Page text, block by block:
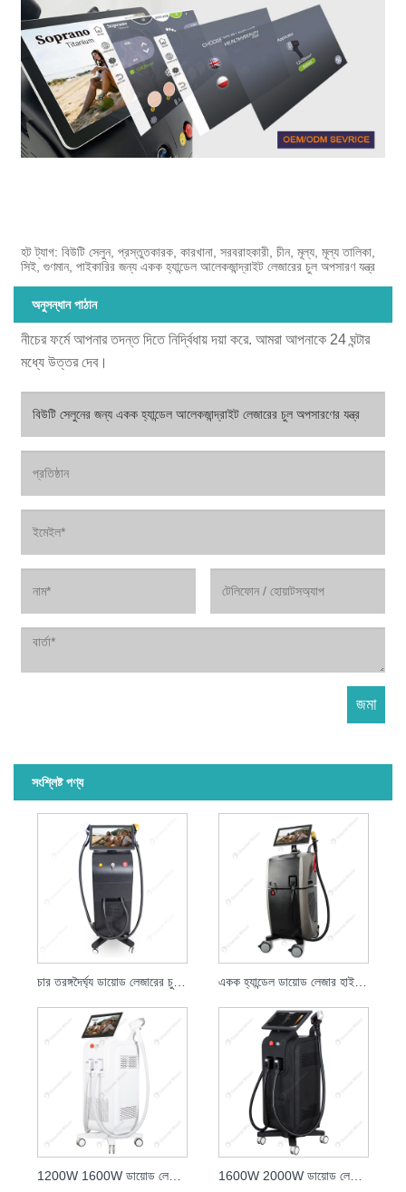
হট ট্যাগ: বিউটি সেলুন, প্রস্তুতকারক, কারখানা, সরবরাহকারী, চীন, মূল্য, মূল্য তালিকা,
সিই, গুণমান, পাইকারির জন্য একক হ্যান্ডেল আলেকজান্দ্রাইট লেজারের চুল অপসারণ যন্ত্র
অনুসন্ধান পাঠান
নীচের ফর্মে আপনার তদন্ত দিতে নির্দ্বিধায় দয়া করে. আমরা আপনাকে 24 ঘন্টার
মধ্যে উত্তর দেব।
সংশ্লিষ্ট পণ্য
চার তরঙ্গদৈর্ঘ্য ডায়োড লেজারের চুল অপসারণ
1200W 1600W ডায়োড লেজার 808nm স্কিন রিজুভেনেশন ক্লিনিক